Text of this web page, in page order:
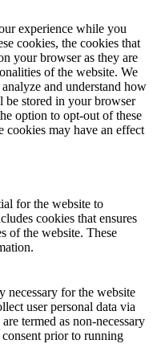
experience while you
cookies, the cookies that
your browser as they are
of the website. We
and understand how
be stored in your browser
option to opt-out of these
cookies may have an effect
for the website to
cookies that ensures
of the website. These
necessary for the website
user personal data via
termed as non-necessary
prior to running